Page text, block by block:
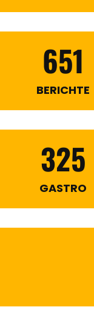
651
BERICHTE
325
GASTRO